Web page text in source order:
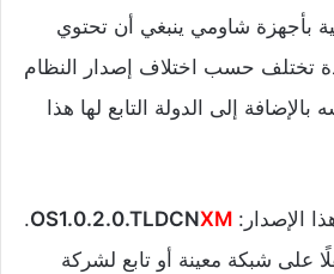
بأجهزة شاومي ينبغي أن تحتوي
تختلف حسب اختلاف إصدار النظام
إلى الدولة التابع لها هذا
الإصدار: OS1.0.2.0.TLDCNXM
.
على شبكة معينة أو تابع لشركة